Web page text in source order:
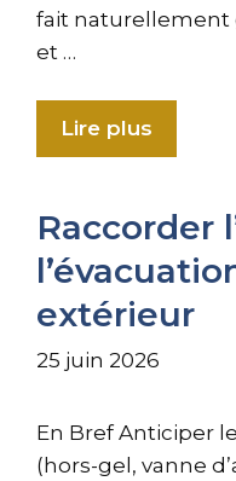
fait naturellement
et …
Lire plus
Raccorder
extérieur
25 juin 2026
En Bref Anticiper
(hors-gel, vanne